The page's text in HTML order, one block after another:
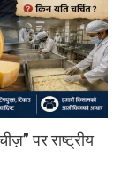
पर राष्ट्रीय